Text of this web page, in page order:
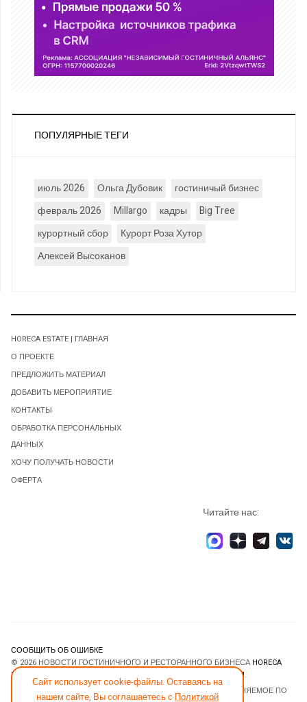
ПОПУЛЯРНЫЕ ТЕГИ
июль 2026 Ольга Дубовик
гостиничый бизнес
февраль 2026
Millargo кадры
Big Tree
курортный сбор
Курорт Роза Хутор
Алексей Высоканов
Сайт использует cookie-файлы. Оставаясь на
нашем сайте, Вы соглашаетесь с Политикой
HORECA ESTATE | ГЛАВНАЯ
О ПРОЕКТЕ
ПРЕДЛОЖИТЬ МАТЕРИАЛ
ДОБАВИТЬ МЕРОПРИЯТИЕ
КОНТАКТЫ
ОБРАБОТКА ПЕРСОНАЛЬНЫХ
ДАННЫХ
ХОЧУ ПОЛУЧАТЬ НОВОСТИ
ОФЕРТА
Читайте нас:
СООБЩИТЬ ОБ ОШИБКЕ
© 2026 НОВОСТИ ГОСТИНИЧНОГО И РЕСТОРАННОГО БИЗНЕСА HORECA
ESTATE
JOOMLART.COM.
- ПРОГРАММНОЕ ОБЕСПЕЧЕНИЕ, РАСПРОСТРАНЯЕМОЕ ПО